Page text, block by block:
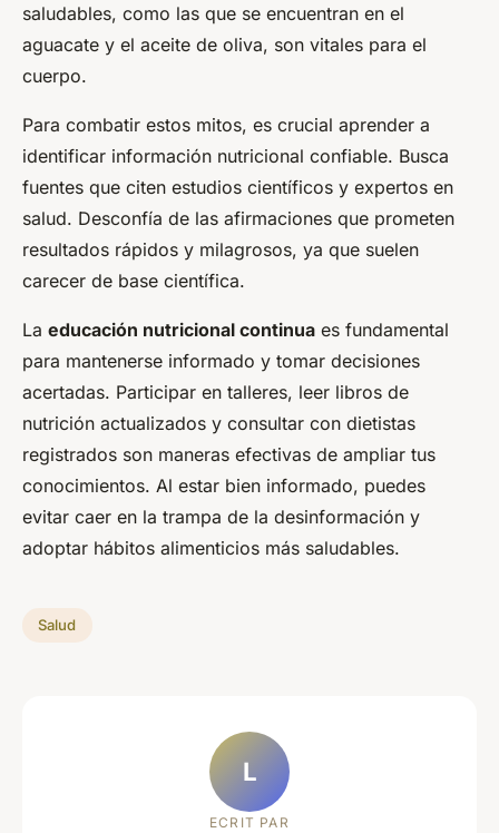
saludables, como las que se encuentran en el
aguacate y el aceite de oliva, son vitales para el
cuerpo.
Para combatir estos mitos, es crucial aprender a
identificar información nutricional confiable. Busca
fuentes que citen estudios científicos y expertos en
salud. Desconfía de las afirmaciones que prometen
resultados rápidos y milagrosos, ya que suelen
carecer de base científica.
La educación nutricional continua es fundamental
para mantenerse informado y tomar decisiones
acertadas. Participar en talleres, leer libros de
nutrición actualizados y consultar con dietistas
registrados son maneras efectivas de ampliar tus
conocimientos. Al estar bien informado, puedes
evitar caer en la trampa de la desinformación y
adoptar hábitos alimenticios más saludables.
Salud
L
ECRIT PAR